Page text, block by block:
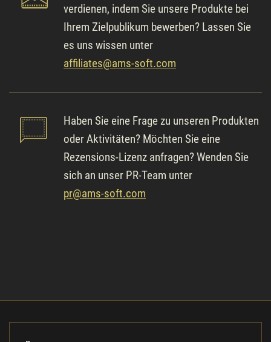
verdienen, indem Sie unsere Produkte bei
Ihrem Zielpublikum bewerben? Lassen Sie
es uns wissen unter
affiliates@ams-soft.com
Haben Sie eine Frage zu unseren Produkten
oder Aktivitäten? Möchten Sie eine
Rezensions-Lizenz anfragen? Wenden Sie
sich an unser PR-Team unter
pr@ams-soft.com